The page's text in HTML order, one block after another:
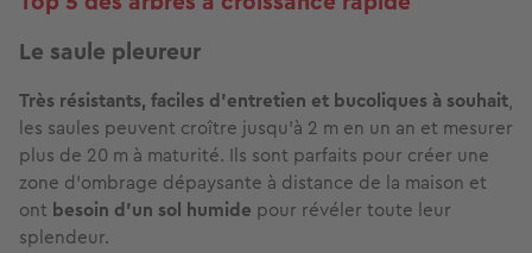
Le saule pleureur
Très résistants, faciles d’entretien et bucoliques à souhait,
les saules peuvent croître jusqu’à 2 m en un an et mesurer
plus de 20 m à maturité. Ils sont parfaits pour créer une
zone d’ombrage dépaysante à distance de la maison et
ont besoin d’un sol humide pour révéler toute leur
splendeur.